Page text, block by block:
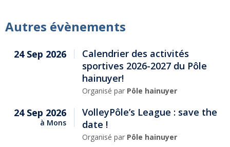
Autres évènements
24 Sep 2026
Calendrier des activités
sportives 2026-2027 du Pôle
hainuyer!
Organisé par Pôle hainuyer
24 Sep 2026
à Mons
VolleyPôle’s League : save the
date !
Organisé par Pôle hainuyer